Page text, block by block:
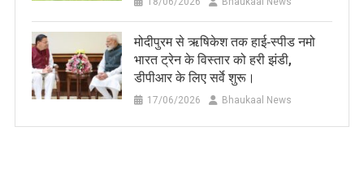
मोदीपुरम से ऋषिकेश तक हाई‑स्पीड नमो
भारत ट्रेन के विस्तार को हरी झंडी,
डीपीआर के लिए सर्वे शुरू।
17/06/2026 Bhaukaal News